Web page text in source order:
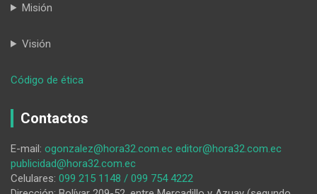
Misión
Visión
Código de ética
Galo
en
la
memoria
Contactos
E-mail: ogonzalez@hora32.com.ec editor@hora32.com.ec
publicidad@hora32.com.ec
Celulares: 099 215 1148 / 099 754 4222